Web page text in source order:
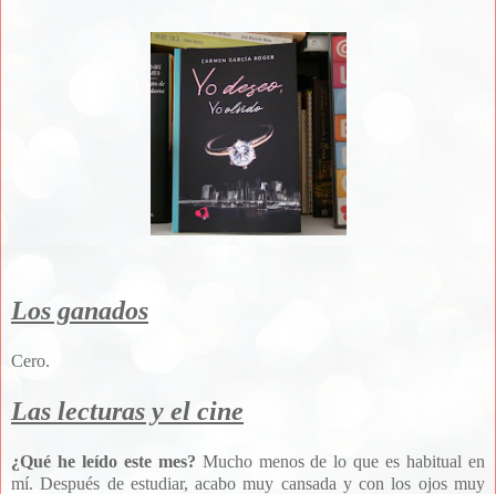
Los ganados
Cero.
Las lecturas y el cine
¿Qué he leído este mes? Mucho menos de lo que es habitual en
mí. Después de estudiar, acabo muy cansada y con los ojos muy